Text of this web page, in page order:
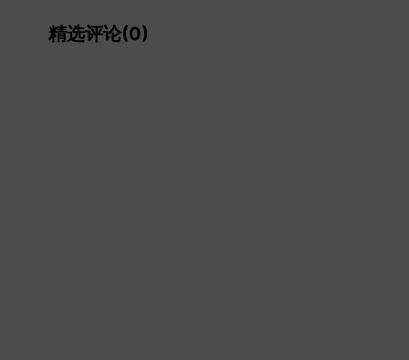
精选评论(0)